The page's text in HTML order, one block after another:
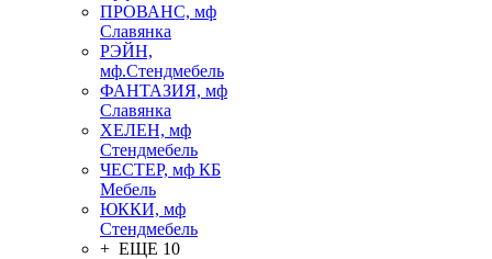
ПРОВАНС, мф
Славянка
РЭЙН,
мф.Стендмебель
ФАНТАЗИЯ, мф
Славянка
ХЕЛЕН, мф
Стендмебель
ЧЕСТЕР, мф КБ
Мебель
ЮККИ, мф
Стендмебель
+ ЕЩЕ 10